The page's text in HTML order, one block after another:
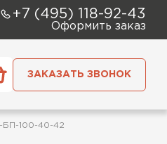
+7 (495) 118-92-43
Оформить заказ
ЗАКАЗАТЬ ЗВОНОК
БП-100-40-42